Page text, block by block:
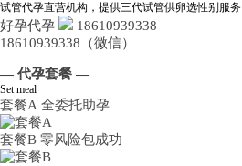
试管代孕直营机构，提供三代试管供卵选性别服务
好孕代孕
18610939338
18610939338（微信）
— 代孕套餐 —
Set meal
套餐A 全委托助孕
套餐B 零风险包成功